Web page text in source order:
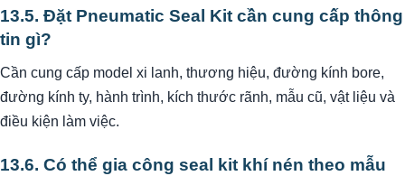
13.5. Đặt Pneumatic Seal Kit cần cung cấp thông
tin gì?
Cần cung cấp model xi lanh, thương hiệu, đường kính bore,
đường kính ty, hành trình, kích thước rãnh, mẫu cũ, vật liệu và
điều kiện làm việc.
13.6. Có thể gia công seal kit khí nén theo mẫu